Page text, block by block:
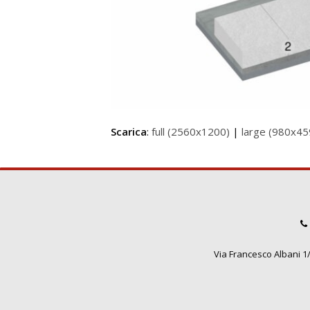
Scarica: full (2560x1200) | large
Via Francesco Albani 1/